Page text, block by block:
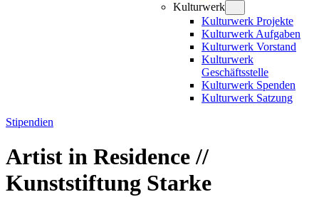
Kulturwerk
Kulturwerk Projekte
Kulturwerk Aufgaben
Kulturwerk Vorstand
Kulturwerk
Geschäftsstelle
Kulturwerk Spenden
Kulturwerk Satzung
Stipendien
Artist in Residence //
Kunststiftung Starke